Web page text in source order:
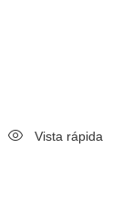
Vista rápida